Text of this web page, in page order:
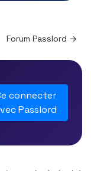
Forum Passlord →
connecter
Passlord